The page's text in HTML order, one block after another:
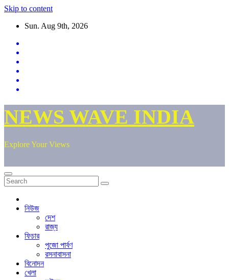
Skip to content
Sun. Aug 9th, 2026
NEWS WAVE INDIA
Explore Your Views
নিউজ
দেশ
রাজ্য
ফিচার
পুজো পার্বণ
রসনাবাসনা
বিনোদন
খেলা